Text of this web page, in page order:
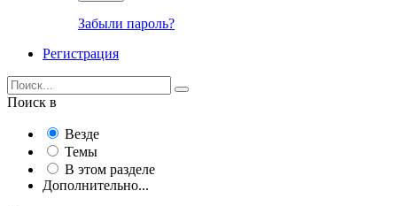
Забыли пароль?
Регистрация
Поиск в
Везде
Темы
В этом разделе
Дополнительно...